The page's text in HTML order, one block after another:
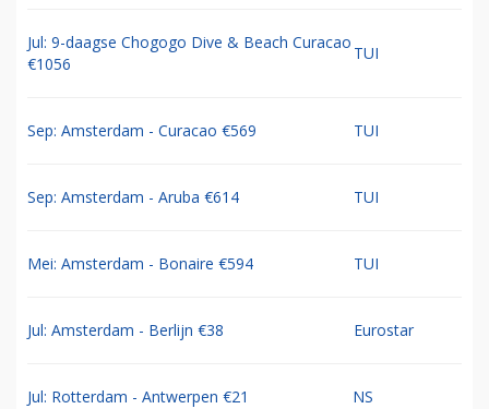
Jul: 9-daagse Chogogo Dive & Beach Curacao
€1056
TUI
Sep: Amsterdam - Curacao €569 TUI
Sep: Amsterdam - Aruba €614 TUI
Mei: Amsterdam - Bonaire €594 TUI
Jul: Amsterdam - Berlijn €38 Eurostar
Jul: Rotterdam - Antwerpen €21 NS